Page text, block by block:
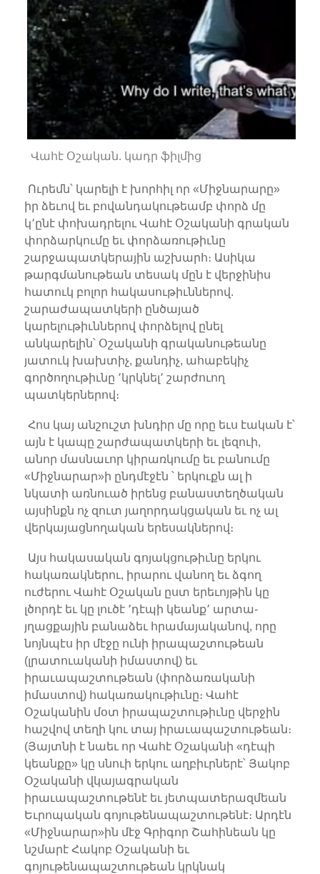
Վահէ Օշական. կադր ֆիլմից
Ուրեմն՝ կարելի է խորհիլ որ «Միջնարարը»
իր ձեւով եւ բովանդակութեամբ փորձ մը
կ՚ընէ փոխադրելու Վահէ Օշականի գրական
փորձարկումը եւ փորձառութիւնը
շարջապատկերային աշխարհ։ Ասիկա
թարգմանութեան տեսակ մըն է վերջինիս
հատուկ բոլոր հակասութիւններով.
շարաժապատկերի ընծայած
կարելութիւններով փորձելով ընել
անկարելին՝ Օշականի գրականութեանը
յատուկ խախտիչ, քանդիչ, ահաբեկիչ
գործողութիւնը ՚կրկնել՚ շարժուող
պատկերներով։
Հոս կայ անշուշտ խնդիր մը որը եւս էական է՝
այն է կապը շարժապատկերի եւ լեզուի,
անոր մասնաւոր կիրառկումը եւ բանումը
«Միջնարար»ի ընդմէջէն ՝ երկուքն ալ ի
նկատի առնուած իրենց բանաստեղծական
այսինքն ոչ զուտ յաղորդակցական եւ ոչ ալ
վերկայացնողական երեսակներով։
Այս հակասական գոյակցութիւնը երկու
հակառակներու, իրարու վանող եւ ձգող
ուժերու Վահէ Օշական ըստ երեւոյթին կը
լծորդէ եւ կը լուծէ ՚դէպի կեանք՚ արտա-
յղացքային բանաձեւ հրամայականով, որը
նոյնպէս իր մէջը ունի իրապաշտութեան
(լրատուականի իմաստով) եւ
իրաւապաշտութեան (փորձառականի
իմաստով) հակառակութիւնը։ Վահէ
Օշականին մօտ իրապաշտութիւնը վերջին
հաշվով տեղի կու տայ իրաւապաշտութեան։
(Յայտնի է նաեւ որ Վահէ Օշականի «դէպի
կեանքը» կը սնուի երկու աղբիւրներէ՝ Յակոբ
Օշականի վկայագրական
իրաւապաշտութենէ եւ յետպատերազմեան
Եւրոպական գոյութենապաշտութենէ։ Արդէն
«Միջնարար»ին մէջ Գրիգոր Շահինեան կը
նշմարէ Հակոբ Օշականի եւ
գոյութենապաշտութեան կրկնակ